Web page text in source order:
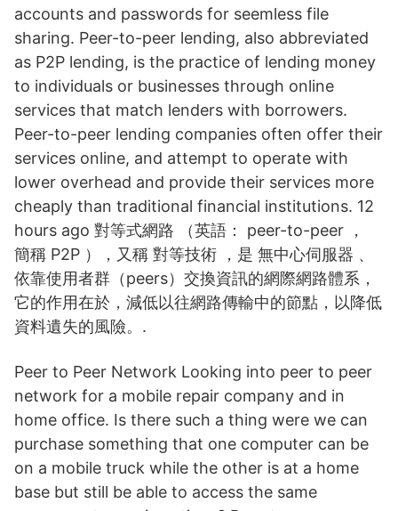
accounts and passwords for seemless file
sharing. Peer-to-peer lending, also abbreviated
as P2P lending, is the practice of lending money
to individuals or businesses through online
services that match lenders with borrowers.
Peer-to-peer lending companies often offer their
services online, and attempt to operate with
lower overhead and provide their services more
cheaply than traditional financial institutions. 12
hours ago 對等式網路 （英語： peer-to-peer ，
簡稱 P2P ），又稱 對等技術 ，是 無中心伺服器 、
依靠使用者群（peers）交換資訊的網際網路體系，
它的作用在於，減低以往網路傳輸中的節點，以降低
資料遺失的風險。.
Peer to Peer Network Looking into peer to peer
network for a mobile repair company and in
home office. Is there such a thing were we can
purchase something that one computer can be
on a mobile truck while the other is at a home
base but still be able to access the same